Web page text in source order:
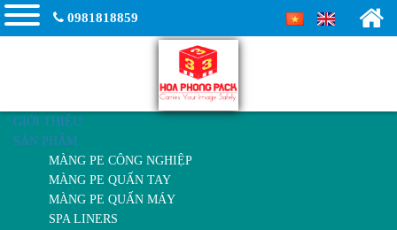
0981818859
GIỚI THIỆU
SẢN PHẨM
MÀNG PE CÔNG NGHIỆP
MÀNG PE QUẤN TAY
MÀNG PE QUẤN MÁY
SPA LINERS